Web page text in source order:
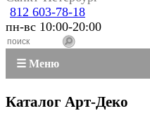
812 603-78-18
пн-вс 10:00-20:00
☰ Меню
Каталог Арт-Деко